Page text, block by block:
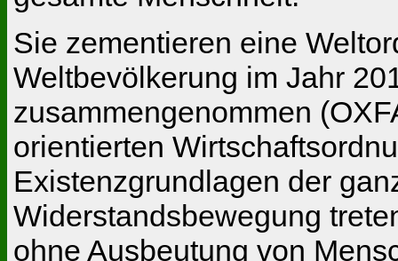
Sie zementieren eine
Weltbevölkerung im Jahr
zusammengenommen
orientierten
Existenzgrundlagen der
Widerstandsbewegung
ohne Ausbeutung von